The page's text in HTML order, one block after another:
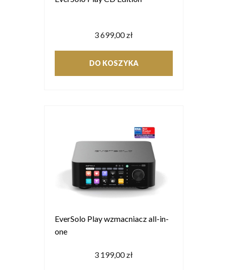
3 699,00 zł
DO KOSZYKA
EverSolo Play wzmacniacz all-in-
one
3 199,00 zł